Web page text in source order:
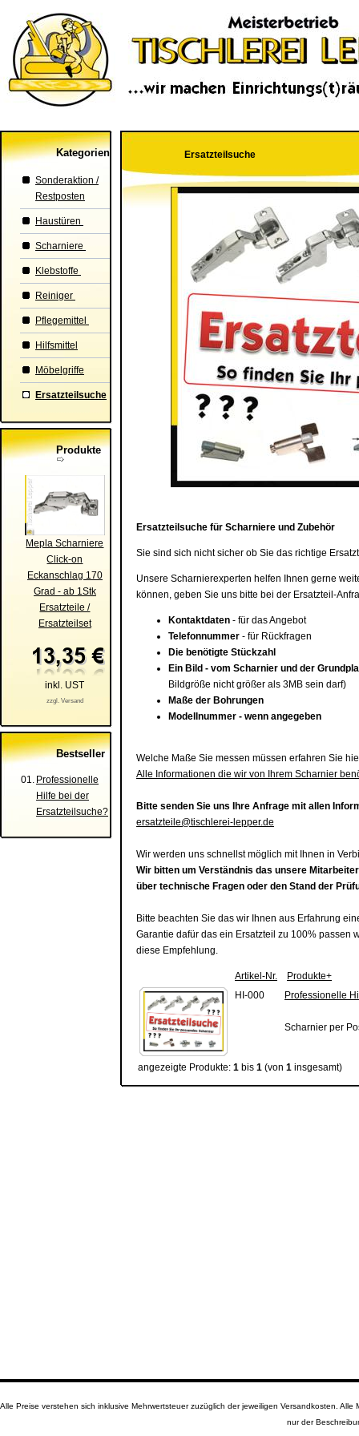
Kategorien
Sonderaktion /
Restposten
Haustüren
Scharniere
Klebstoffe
Reiniger
Pflegemittel
Hilfsmittel
Möbelgriffe
Ersatzteilsuche
Produkte
Mepla Scharniere
Click-on
Eckanschlag 170
Grad - ab 1Stk
Ersatzteile /
Ersatzteilset
inkl. UST
zzgl. Versand
Bestseller
01. Professionelle
Hilfe bei der
Ersatzteilsuche?
Ersatzteilsuche
Ersatzteilsuche für Scharniere und Zubehör
Sie sind sich nicht sicher ob Sie das richtige
Unsere Scharnierexperten helfen Ihnen gerne
können, geben Sie uns bitte bei der Ersatzteil-
Kontaktdaten - für das Angebot
Telefonnummer - für Rückfragen
Die benötigte Stückzahl
Ein Bild - vom Scharnier und der
Bildgröße nicht größer als 3MB sein darf)
Maße der Bohrungen
Modellnummer - wenn angegeben
Welche Maße Sie messen müssen erfahren Sie
Alle Informationen die wir von Ihrem Scharnier
Bitte senden Sie uns Ihre Anfrage mit allen
ersatzteile@tischlerei-lepper.de
Wir werden uns schnellst möglich mit Ihnen in
Wir bitten um Verständnis das unsere
über technische Fragen oder den Stand der
Bitte beachten Sie das wir Ihnen aus Erfahrung
Garantie dafür das ein Ersatzteil zu 100% passen
diese Empfehlung.
Artikel-Nr.
Produkte+
HI-000
Professionelle
Scharnier per
angezeigte Produkte: 1 bis 1 (von 1 insgesamt)
Alle Preise verstehen sich inklusive Mehrwertsteuer zuzüglich der jeweiligen Versandkosten.
nur der